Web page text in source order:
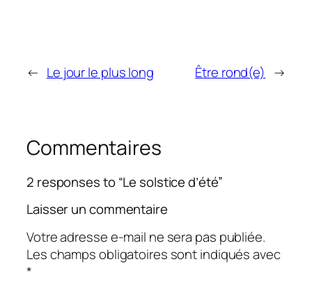
← Le jour le plus long Être rond(e) →
Commentaires
2 responses to “Le solstice d’été”
Laisser un commentaire
Votre adresse e-mail ne sera pas publiée.
Les champs obligatoires sont indiqués avec
*